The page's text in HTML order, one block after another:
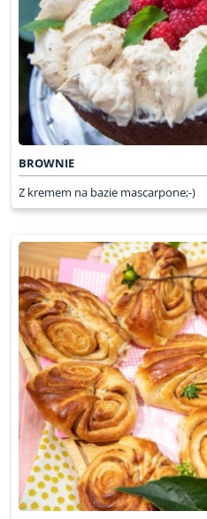
BROWNIE
Z kremem na bazie mascarpone;-)